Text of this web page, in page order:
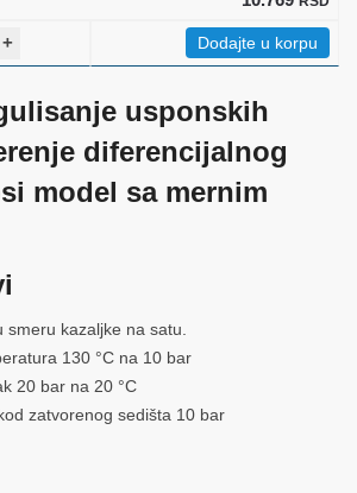
usponskih
diferencijalnog
model sa mernim
smeru kazaljke na satu.
130 °C na 10 bar
20 bar na 20 °C
zatvorenog sedišta 10 bar
+ Dodajte u korpu